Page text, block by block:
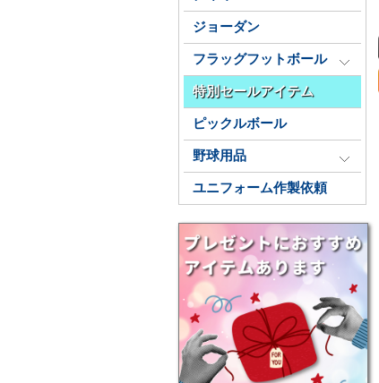
ジョーダン
フラッグフットボール
特別セールアイテム
ピックルボール
野球用品
ユニフォーム作製依頼